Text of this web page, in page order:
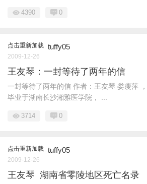
4390 0
点击重新加载 tuffy05
2009-12-26
王友琴：一封等待了两年的信
一封等待了两年的信 作者：王友琴 娄瘦萍
毕业于湖南长沙湘雅医学院， ...
3714 0
点击重新加载 tuffy05
2009-12-26
王友琴 湖南省零陵地区死亡名录